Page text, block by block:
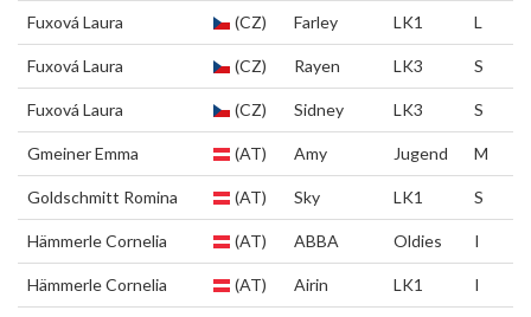
Fuxová Laura (CZ) Farley LK1 L
Fuxová Laura (CZ) Rayen LK3 S
Fuxová Laura (CZ) Sidney LK3 S
Gmeiner Emma (AT) Amy Jugend M
Goldschmitt Romina (AT) Sky LK1 S
Hämmerle Cornelia (AT) ABBA Oldies I
Hämmerle Cornelia (AT) Airin LK1 I